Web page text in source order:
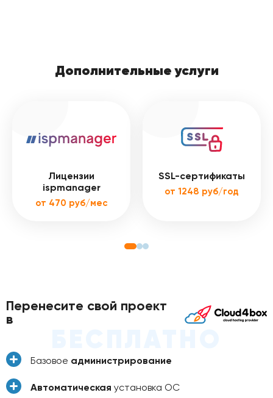
Дополнительные услуги
Лицензии
ispmanager
от 470 руб/мес
SSL-сертификаты
от 1248 руб/год
Перенесите свой проект
в
Базовое администрирование
Автоматическая установка ОС